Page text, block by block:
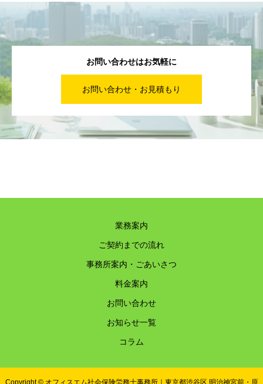
お問い合わせはお気軽に
お問い合わせ・お見積もり
業務案内
ご契約までの流れ
事務所案内・ごあいさつ
料金案内
お問い合わせ
お知らせ一覧
コラム
Copyright © オフィスエム社会保険労務士事務所｜東京都渋谷区 明治神宮前・原